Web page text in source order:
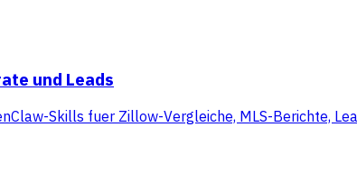
und Leads
Skills fuer Zillow-Vergleiche, MLS-Berichte,